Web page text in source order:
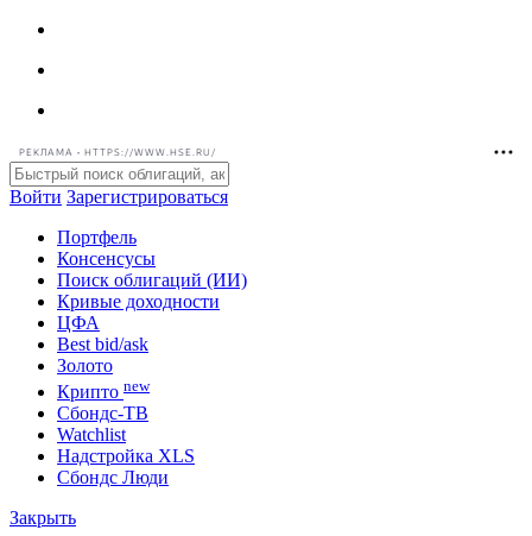
РЕКЛАМА • HTTPS://WWW.HSE.RU/
Войти Зарегистрироваться
Портфель
Консенсусы
Поиск облигаций (ИИ)
Кривые доходности
ЦФА
Best bid/ask
Золото
Крипто new
Watchlist